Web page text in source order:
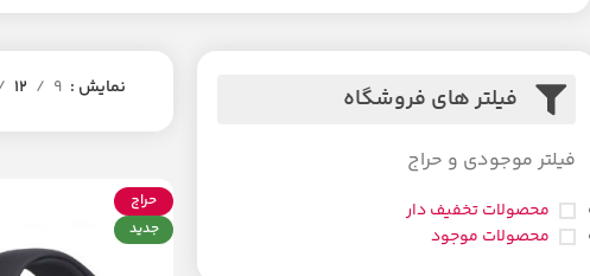
فیلتر های فروشگاه
فیلتر موجودی و حراج
محصولات تخفیف دار
محصولات موجود
نمایش 9
12
حراج
جدید